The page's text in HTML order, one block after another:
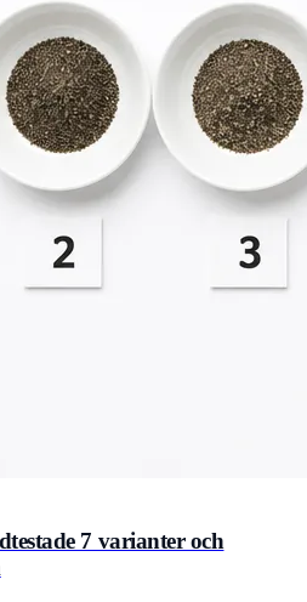
7 varianter och